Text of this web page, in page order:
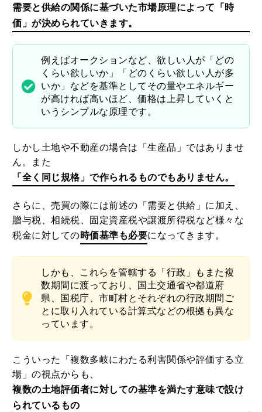
需要と供給の関係に基づいた市場原理によって「時
価」が決められていきます。
例えばオークションなど、欲しい人が「どの
くらい欲しいか」「どのくらい欲しい人が多
いか」などを基準としてその量やエネルギー
が高ければ高いほど、価格は上昇していくと
いうシンプルな原理です。
しかし土地や不動産の場合は「生産品」ではありませ
ん。また
「全く同じ規格」で作られるものでもありません。
さらに、売買の際には前述の「需要と供給」に加え、
贈与税、相続税、固定資産税や譲渡所得税など様々な
税金に対しての時価基準も必要になってきます。
しかも、これらを管轄する「行政」もまた複
数期間に渡っており、国土交通省や都道府
県、国税庁、市町村とそれぞれの行政期間ご
とに取り入れている計算式などの根拠も異な
っています。
こういった「複数多岐にわたる利害関係や評価する立
場」の視点からも、
複数の土地評価者に対しての基準を満たす意味で設け
られているもの